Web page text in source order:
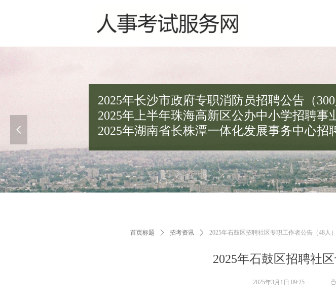
2025年长沙市政府专职消防员招聘公告（300
2025年上半年珠海高新区公办中小学招聘事
2025年湖南省长株潭一体化发展事务中心招
넳
2025年石鼓区招聘社
首页标题 ꄲ 招考资讯 ꄲ 2025年石鼓区招聘社区专职工作者公告（48人）
2025年3月1日 09:25